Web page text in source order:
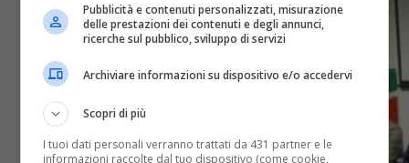
Pubblicità e contenuti personalizzati, misurazione
delle prestazioni dei contenuti e degli annunci,
ricerche sul pubblico, sviluppo di servizi
Archiviare informazioni su dispositivo e/o accedervi
Scopri di più
I tuoi dati personali verranno trattati da 431 partner e le
informazioni raccolte dal tuo dispositivo (come cookie,